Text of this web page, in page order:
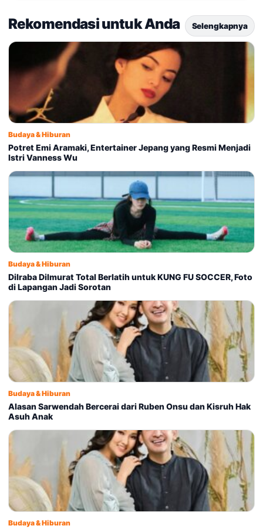
Rekomendasi untuk Anda Selengkapnya
Budaya & Hiburan
Potret Emi Aramaki, Entertainer Jepang yang Resmi Menjadi
Istri Vanness Wu
Budaya & Hiburan
Dilraba Dilmurat Total Berlatih untuk KUNG FU SOCCER, Foto
di Lapangan Jadi Sorotan
Budaya & Hiburan
Alasan Sarwendah Bercerai dari Ruben Onsu dan Kisruh Hak
Asuh Anak
Budaya & Hiburan